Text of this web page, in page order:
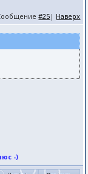
#25 | Наверх
-)